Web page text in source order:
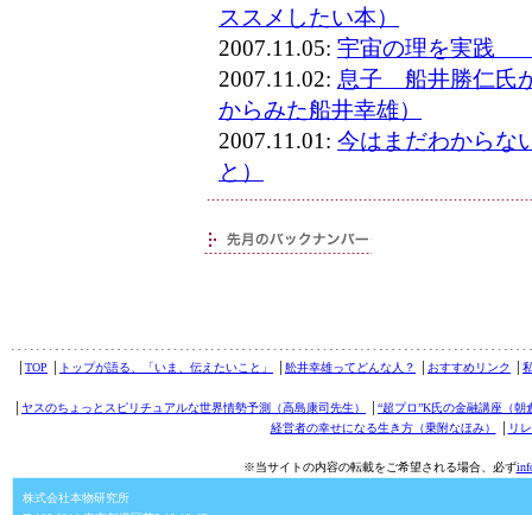
ススメしたい本）
2007.11.05: 宇宙の理を実践
2007.11.02: 息子 船井勝仁氏
からみた船井幸雄）
2007.11.01: 今はまだわからな
と）
TOP トップが語る、「いま、伝えたいこと」 舩井幸雄ってどんな人？ おすすめリンク
ヤスのちょっとスピリチュアルな世界情勢予測（高島康司先生）
“超プロ”K氏の金融講座（朝
経営者の幸せになる生き方（乗附なほみ）
リ
※当サイトの内容の転載をご希望される場合、必ず
株式会社本物研究所